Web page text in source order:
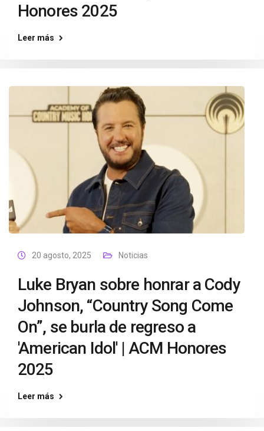
Honores 2025
Leer más
20 agosto, 2025 Noticias
Luke Bryan sobre honrar a Cody
Johnson, “Country Song Come
On”, se burla de regreso a
'American Idol' | ACM Honores
2025
Leer más